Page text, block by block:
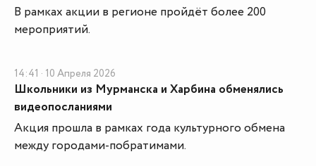
В рамках акции в регионе пройдёт более 200
мероприятий.
14:41 · 10 Апреля 2026
Школьники из Мурманска и Харбина обменялись
видеопосланиями
Акция прошла в рамках года культурного обмена
между городами-побратимами.